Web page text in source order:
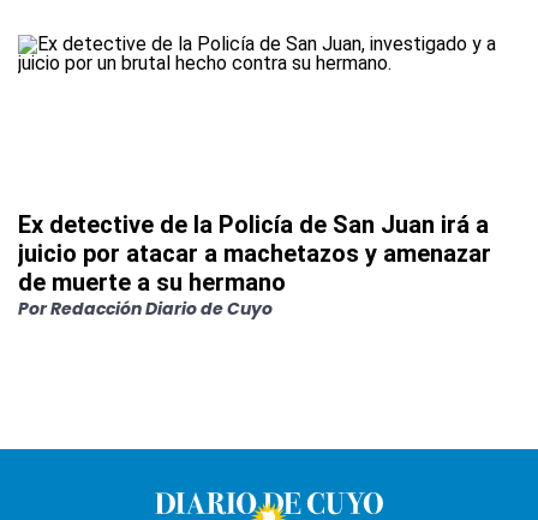
Ex detective de la Policía de San Juan irá a
juicio por atacar a machetazos y amenazar
de muerte a su hermano
PorRedacción Diario de Cuyo